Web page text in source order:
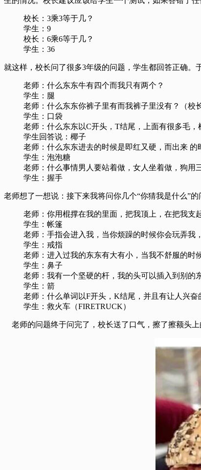
校长：3乘3等于几？
学生：9
校长：6乘6等于几？
学生：36
就这样，校长问了很多3年级的问题，学生都回答正确。
老师：什么东东牛有四个而我只有两个？
学生：腿
老师：什么东东你裤子里有而我裤子里没有？（校
学生：口袋
老师：什么东东以C开头，T结尾，上面有很多毛
学生回答说：椰子
老师：什么东东进去的时候是即红又硬，而出来 的
学生：泡泡糖
老师：什么事情男人要站着做，女人坐着做，狗用
学生：握手
老师想了一想说：接下来我将问你几个“你猜我是什么”的
老师：你用棍撑在我的里面，把我顶上，在把我支
学生：帐篷
老师：手指会进入我，当你烦躁的时候你会玩弄我
学生：戒指
老师：进入过我的东东有大有小，当我不舒服的时
学生：鼻子
老师：我有一个坚硬的杆，我的头可以插入到别的
学生：箭
老师：什么单词以F开头，K结尾，并且有让人兴奋
学生：救火车（FIRETRUCK）
老师的问题终于问完了，校长送了口气，擦了擦额头上